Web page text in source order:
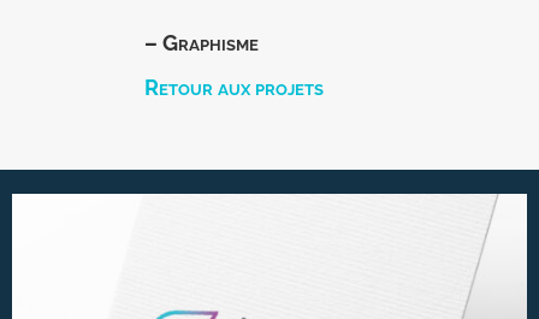
– Graphisme
Retour aux projets